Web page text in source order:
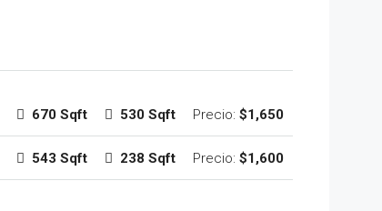
670 Sqft 530 Sqft Precio: $1,650
543 Sqft 238 Sqft Precio: $1,600